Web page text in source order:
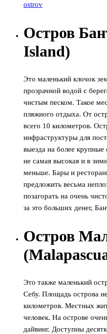
ostrov
Остров
Island)
Это маленький клочок
прозрачной водой с
чистым песком. Такое
пляжного отдыха. От
всего 10 километров.
инфраструктуры для
выезда на более
не самая высокая и в
меньше. Бары и
предложить весьма
позагорать на очень
за это больших денег,
Остров
Это также маленький
Себу. Площадь острова
километров. Местных
человек. На острове
дайвинг. Доступны